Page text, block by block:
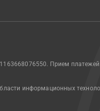
Прием
информационных